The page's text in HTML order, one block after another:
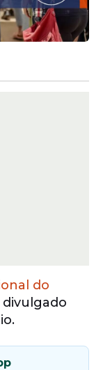
do
divulgado